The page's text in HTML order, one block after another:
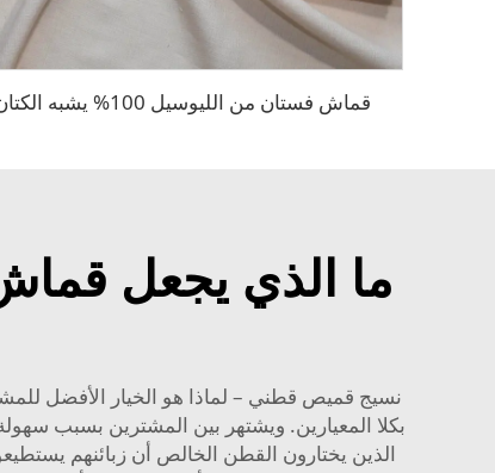
قماش فستان من الليوسيل 100% يشبه الكتان
ما الذي يجعل
نسيج قميص قطني – لماذا هو الخيار الأفضل
بكلا المعيارين. ويشتهر بين المشترين بسبب
الذين يختارون القطن الخالص أن زبائنهم